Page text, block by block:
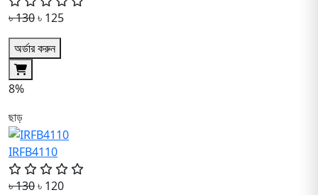
৳ 130৳ 125
অর্ডার করুন
8%
ছাড়
IRFB4110
৳ 130৳ 120